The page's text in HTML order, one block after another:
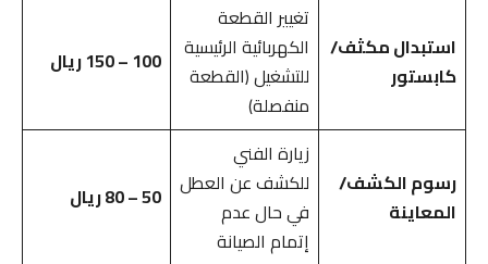
استبدال مكثف/
كابستور
تغيير القطعة
الكهربائية الرئيسية
للتشغيل (القطعة
منفصلة)
100 – 150 ريال
رسوم الكشف/
المعاينة
زيارة الفني
للكشف عن العطل
في حال عدم
إتمام الصيانة
50 – 80 ريال